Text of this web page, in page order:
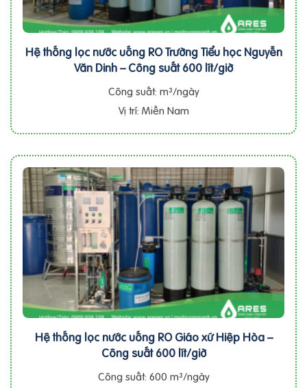
Hệ thống lọc nước uống RO Trường Tiểu học Nguyễn
Văn Dinh – Công suất 600 lít/giờ
Công suất: m³/ngày
Vị trí: Miền Nam
Hệ thống lọc nước uống RO Giáo xứ Hiệp Hòa –
Công suất 600 lít/giờ
Công suất: 600 m³/ngày